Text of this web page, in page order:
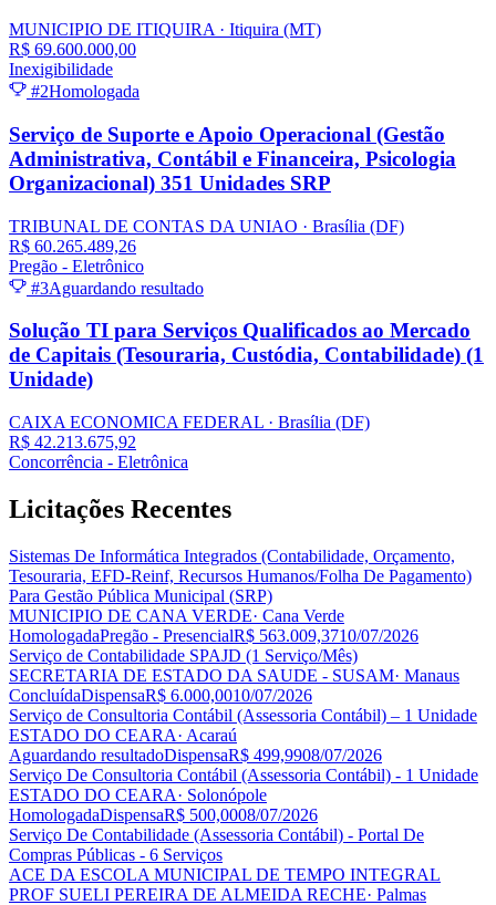
MUNICIPIO DE ITIQUIRA · Itiquira (MT)
R$ 69.600.000,00
Inexigibilidade
#2Homologada
Serviço de Suporte e Apoio Operacional (Gestão
Administrativa, Contábil e Financeira, Psicologia
Organizacional) 351 Unidades SRP
TRIBUNAL DE CONTAS DA UNIAO · Brasília (DF)
R$ 60.265.489,26
Pregão - Eletrônico
#3Aguardando resultado
Solução TI para Serviços Qualificados ao Mercado
de Capitais (Tesouraria, Custódia, Contabilidade) (1
Unidade)
CAIXA ECONOMICA FEDERAL · Brasília (DF)
R$ 42.213.675,92
Concorrência - Eletrônica
Licitações Recentes
Sistemas De Informática Integrados (Contabilidade, Orçamento,
Tesouraria, EFD-Reinf, Recursos Humanos/Folha De Pagamento)
Para Gestão Pública Municipal (SRP)
MUNICIPIO DE CANA VERDE· Cana Verde
HomologadaPregão - PresencialR$ 563.009,3710/07/2026
Serviço de Contabilidade SPAJD (1 Serviço/Mês)
SECRETARIA DE ESTADO DA SAUDE - SUSAM· Manaus
ConcluídaDispensaR$ 6.000,0010/07/2026
Serviço de Consultoria Contábil (Assessoria Contábil) – 1 Unidade
ESTADO DO CEARA· Acaraú
Aguardando resultadoDispensaR$ 499,9908/07/2026
Serviço De Consultoria Contábil (Assessoria Contábil) - 1 Unidade
ESTADO DO CEARA· Solonópole
HomologadaDispensaR$ 500,0008/07/2026
Serviço De Contabilidade (Assessoria Contábil) - Portal De
Compras Públicas - 6 Serviços
ACE DA ESCOLA MUNICIPAL DE TEMPO INTEGRAL
PROF SUELI PEREIRA DE ALMEIDA RECHE· Palmas